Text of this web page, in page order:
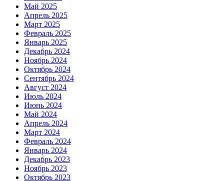
Май 2025
Апрель 2025
Март 2025
Февраль 2025
Январь 2025
Декабрь 2024
Ноябрь 2024
Октябрь 2024
Сентябрь 2024
Август 2024
Июль 2024
Июнь 2024
Май 2024
Апрель 2024
Март 2024
Февраль 2024
Январь 2024
Декабрь 2023
Ноябрь 2023
Октябрь 2023